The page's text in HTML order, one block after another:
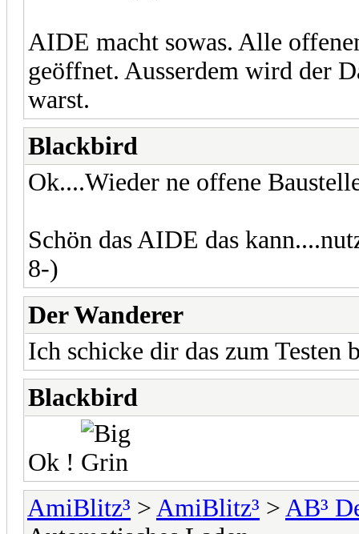
AIDE macht sowas. Alle
geöffnet. Ausserdem wird der
warst.
Blackbird
Ok....Wieder ne offene
Schön das AIDE das
8-)
Der Wanderer
Ich schicke dir das zum Testen
Blackbird
Ok !
AmiBlitz³ > AmiBlitz³ > AB³